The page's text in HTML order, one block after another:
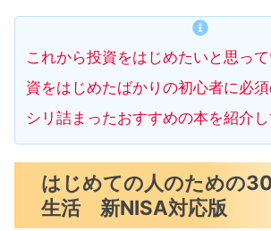
はじめ時はいつも今 主婦
金の増やし方
番外編 米国株投資で2億
おわりに
これから投資をはじめたいと思っ
資をはじめたばかりの初心者に必
シリ詰まったおすすめの本を紹介し
はじめての人のための
生活 新NISA対応版